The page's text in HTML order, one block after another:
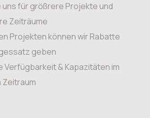
uns für größrere Projekte und
Zeiträume
Projekten können wir Rabatte
geben
Verfügbarkeit & Kapazitäten im